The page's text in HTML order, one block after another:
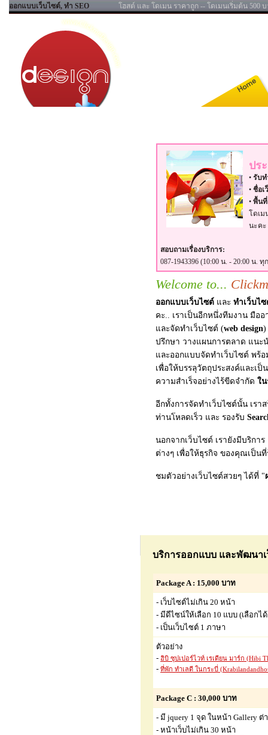
ออกแบบเว็บไซต์, ทำ SEO โฮสต์ และ โดเมน ราคาถูก -- โดเมนเริ่มต้น 500
ปร
• รับท
• ชื่อเ
• พื้นที่
โดเม
นะคะ
สอบถามเรื่องบริการ:
087-1943396 (10:00 น. - 20:00 น.
Welcome to...
ออกแบบเว็บไซต์ และ ทำเว็บไ
คะ.. เราเป็นอีกหนึ่งทีมงาน มือ
และจัดทำเว็บไซต์ (web design)
ปรึกษา วางแผนการตลาด แนะ
และออกแบบจัดทำเว็บไซต์ พร้
เพื่อให้บรรลุวัตถุประสงค์และเ
ความสำเร็จอย่างไร้ขีดจำกัด ใ
อีกทั้งการจัดทำเว็บไซต์นั้น เราส
ท่านโหลดเร็ว และ รองรับ
นอกจากเว็บไซต์ เรายังมีบริการ
ต่างๆ เพื่อให้ธุรกิจ ของคุณเป็น
ชมตัวอย่างเว็บไซต์สวยๆ ได้ที่ "
บริการออกแบบ และพัฒนาเว็
Package A : 15,000 บาท
- เว็บไซต์ไม่เกิน 20 หน้า
- มีดีไซน์ให้เลือก 10 แบบ (เลือกไ
- เป็นเว็บไซต์ 1 ภาษา
ตัวอย่าง
- ฮิบิ ซุปเปอร์ไวท์ เรเดียน มาร์ก (Hibi
- ที่พัก ทำเลดี ในกระบี่
Package C : 30,000 บาท
- มี jquery 1 จุด ในหน้า Gallery ต่
- หน้าเว็บไม่เกิน 30 หน้า